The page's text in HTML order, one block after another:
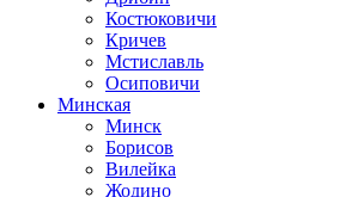
Костюковичи
Кричев
Мстиславль
Осиповичи
Минская
Минск
Борисов
Вилейка
Жодино